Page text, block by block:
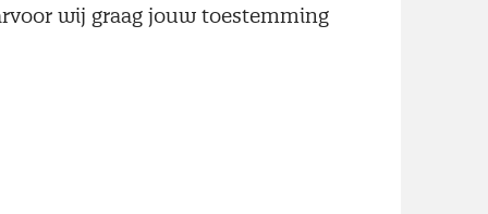
wij graag jouw toestemming